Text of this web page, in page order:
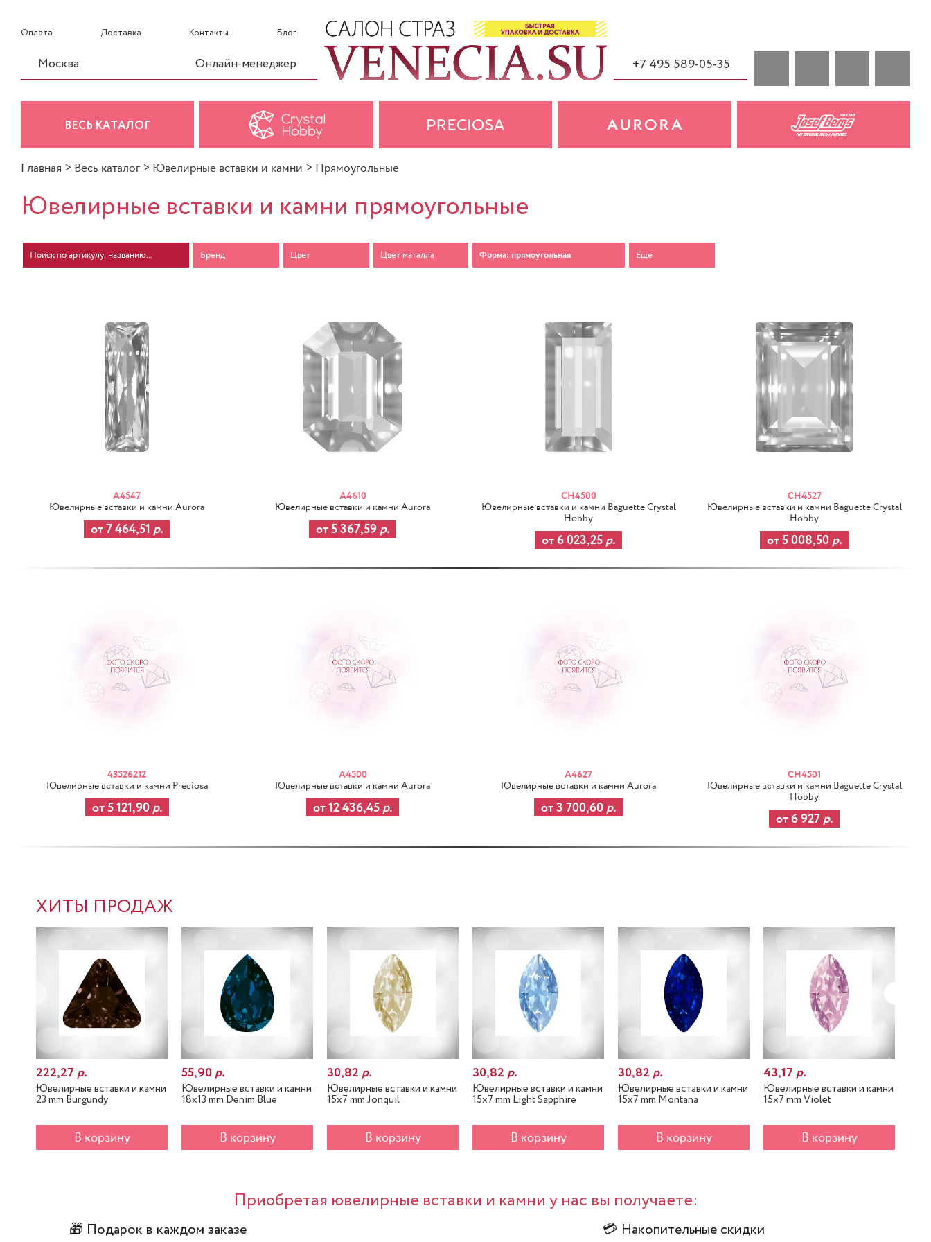
Оплата Доставка Контакты Блог
Москва Онлайн-менеджер +7 495 589-05-35
ВЕСЬ КАТАЛОГ
Главная > Весь каталог > Ювелирные вставки и камни > Прямоугольные
Ювелирные вставки и камни прямоугольные
Бренд Цвет Цвет маталла Форма: прямоугольная Еще
A4547
Ювелирные вставки и камни Aurora
от 7 464,51 р.
A4610
Ювелирные вставки и камни Aurora
от 5 367,59 р.
CH4500
Ювелирные вставки и камни Baguette Crystal
Hobby
от 6 023,25 р.
CH4527
Ювелирные вставки и камни Baguette Crystal
Hobby
от 5 008,50 р.
43526212
Ювелирные вставки и камни Preciosa
от 5 121,90 р.
A4500
Ювелирные вставки и камни Aurora
от 12 436,45 р.
A4627
Ювелирные вставки и камни Aurora
от 3 700,60 р.
CH4501
Ювелирные вставки и камни Baguette Crystal
Hobby
от 6 927 р.
ХИТЫ ПРОДАЖ
-37%
222,27р.
Ювелирные вставки и камни
23 mm Burgundy
В корзину
55,90р.
Ювелирные вставки и камни
18x13 mm Denim Blue
В корзину
30,82р.
Ювелирные вставки и камни
15x7 mm Jonquil
В корзину
30,82р.
Ювелирные вставки и камни
15x7 mm Light Sapphire
В корзину
30,82р.
Ювелирные вставки и камни
15x7 mm Montana
В корзину
43,17р.
Ювелирные вставки и камни
15x7 mm Violet
В корзину
Приобретая ювелирные вставки и камни у нас вы получаете:
🎁 Подарок в каждом заказе 💳 Накопительные скидки